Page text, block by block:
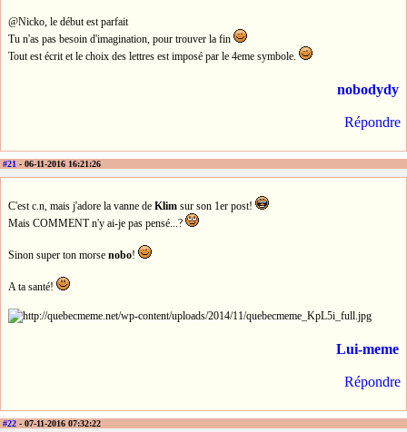
@Nicko, le début est parfait
Tu n'as pas besoin d'imagination, pour trouver la fin
Tout est écrit et le choix des lettres est imposé par le 4eme symbole.
nobodydy
Répondre
#21 - 06-11-2016 16:21:26
C'est c.n, mais j'adore la vanne de Klim sur son 1er post!
Mais COMMENT n'y ai-je pas pensé...?
Sinon super ton morse nobo!
A ta santé!
Lui-meme
Répondre
#22 - 07-11-2016 07:32:22